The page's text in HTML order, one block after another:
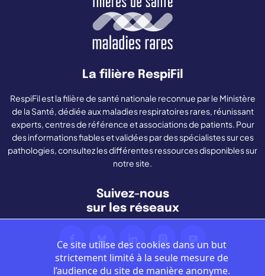
La filière RespiFil
RespiFil est la filière de santé nationale reconnue par le Ministère
de la Santé, dédiée aux maladies respiratoires rares, réunissant
experts, centres de référence et associations de patients. Pour
des informations fiables et validées par des spécialistes sur ces
pathologies, consultez les différentes ressources disponibles sur
notre site.
Suivez-nous
sur les réseaux
Ce site utilise des cookies dans un but
strictement limité à la seule mesure de
l’audience du site de manière anonyme.